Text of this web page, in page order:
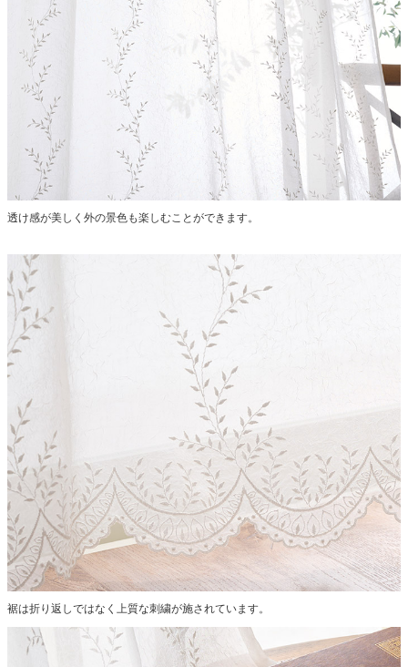
透け感が美しく外の景色も楽しむことができます。
裾は折り返しではなく上質な刺繍が施されています。